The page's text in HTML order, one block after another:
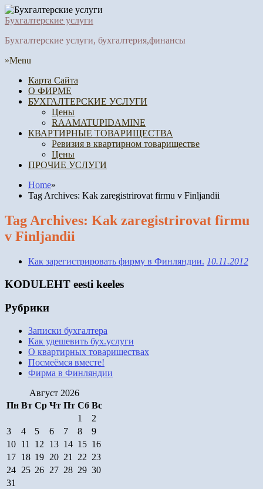
Бухгалтерские услуги
Бухгалтерские услуги, бухгалтерия,финансы
»Menu
Карта Сайта
О ФИРМЕ
БУХГАЛТЕРСКИЕ УСЛУГИ
Цены
RAAMATUPIDAMINE
КВАРТИРНЫЕ ТОВАРИЩЕСТВА
Ревизия в квартирном товариществе
Цены
ПРОЧИЕ УСЛУГИ
Home»
Tag Archives: Kak zaregistrirovat firmu v Finljandii
Tag Archives: Kak zaregistrirovat firmu
v Finljandii
Как зарегистрировать фирму в Финляндии. 10.11.2012
KODULEHT eesti keeles
Рубрики
Записки бухгалтера
Как удешевить бух.услуги
О квартирных товариществах
Посмеёмся вместе!
Фирма в Финляндии
Август 2026
Пн Вт Ср Чт Пт Сб Вс
1
2
3
4 5 6 7 8
9
10 11 12 13 14 15 16
17 18 19 20 21 22 23
24 25 26 27 28 29 30
31